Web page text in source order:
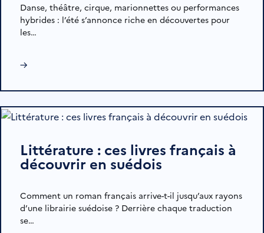
Danse, théâtre, cirque, marionnettes ou performances
hybrides : l’été s’annonce riche en découvertes pour
les…
→
Littérature : ces livres français à
découvrir en suédois
Comment un roman français arrive-t-il jusqu’aux rayons
d’une librairie suédoise ? Derrière chaque traduction
se…